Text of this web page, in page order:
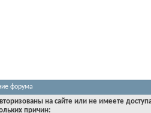
форума
на сайте или не имеете
причин: